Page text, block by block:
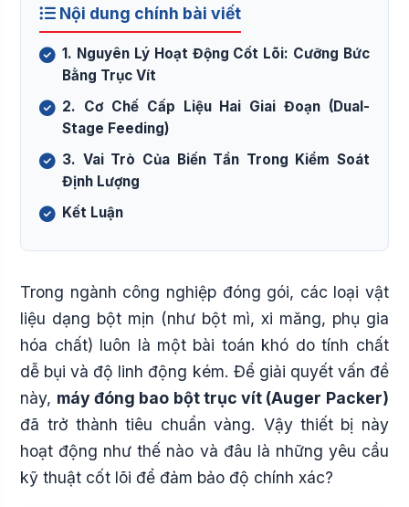
Nội dung chính bài viết
1. Nguyên Lý Hoạt Động Cốt Lõi: Cưỡng Bức
Bằng Trục Vít
2. Cơ Chế Cấp Liệu Hai Giai Đoạn (Dual-
Stage Feeding)
3. Vai Trò Của Biến Tần Trong Kiểm Soát
Định Lượng
Kết Luận
Trong ngành công nghiệp đóng gói, các loại vật
liệu dạng bột mịn (như bột mì, xi măng, phụ gia
hóa chất) luôn là một bài toán khó do tính chất
dễ bụi và độ linh động kém. Để giải quyết vấn đề
này, máy đóng bao bột trục vít (Auger Packer)
đã trở thành tiêu chuẩn vàng. Vậy thiết bị này
hoạt động như thế nào và đâu là những yêu cầu
kỹ thuật cốt lõi để đảm bảo độ chính xác?